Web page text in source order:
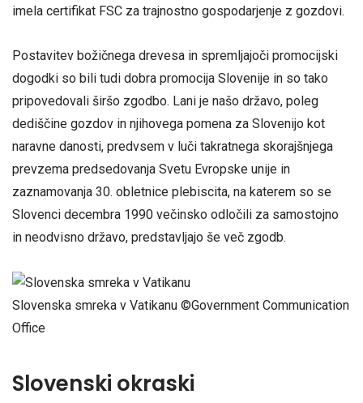
imela certifikat FSC za trajnostno gospodarjenje z gozdovi.
Postavitev božičnega drevesa in spremljajoči promocijski
dogodki so bili tudi dobra promocija Slovenije in so tako
pripovedovali širšo zgodbo. Lani je našo državo, poleg
dediščine gozdov in njihovega pomena za Slovenijo kot
naravne danosti, predvsem v luči takratnega skorajšnjega
prevzema predsedovanja Svetu Evropske unije in
zaznamovanja 30. obletnice plebiscita, na katerem so se
Slovenci decembra 1990 večinsko odločili za samostojno
in neodvisno državo, predstavljajo še več zgodb.
Slovenska smreka v Vatikanu ©Government Communication
Office
Slovenski okraski